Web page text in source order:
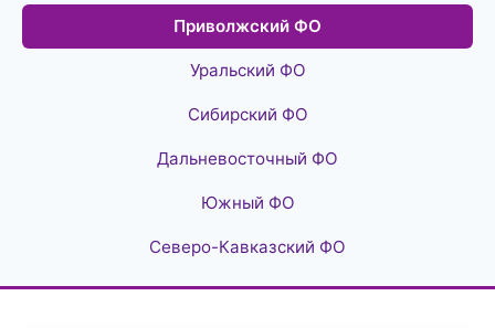
Приволжский ФО
Уральский ФО
Сибирский ФО
Дальневосточный ФО
Южный ФО
Северо-Кавказский ФО